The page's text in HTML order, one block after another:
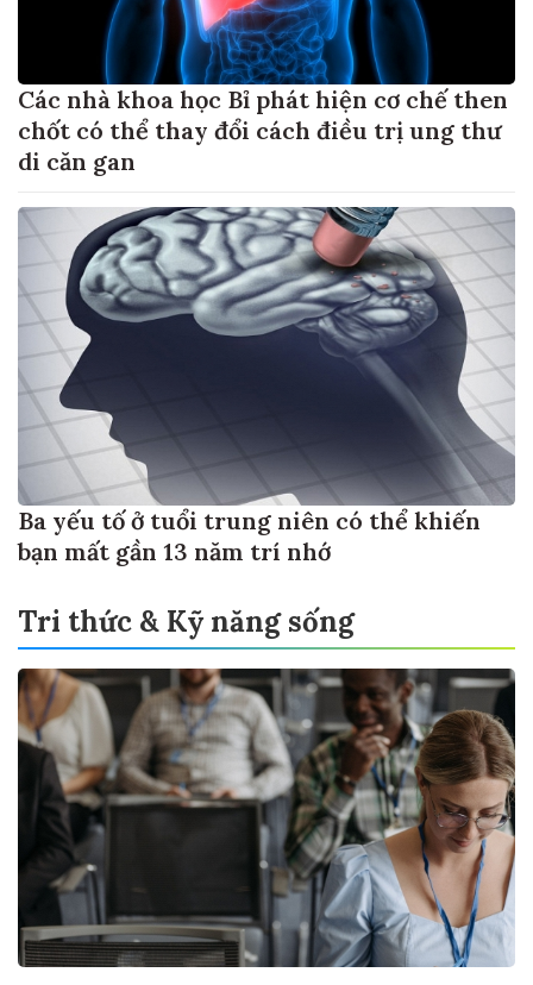
Các nhà khoa học Bỉ phát hiện cơ chế then
chốt có thể thay đổi cách điều trị ung thư
di căn gan
Ba yếu tố ở tuổi trung niên có thể khiến
bạn mất gần 13 năm trí nhớ
Tri thức & Kỹ năng sống